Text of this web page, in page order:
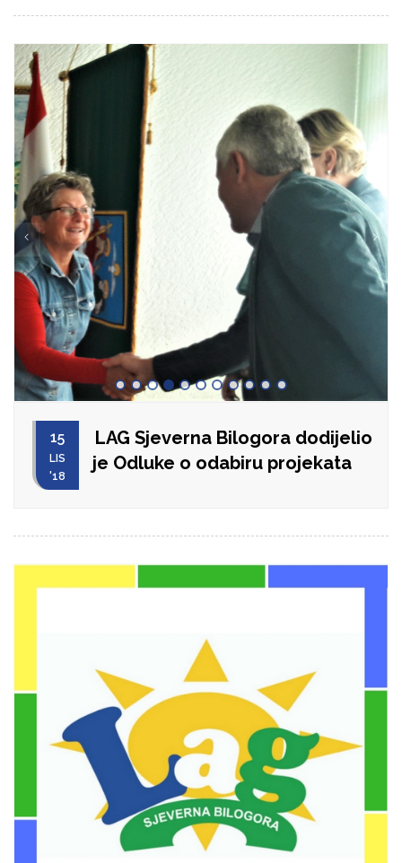
15
LIS
'18
LAG Sjeverna Bilogora dodijelio
je Odluke o odabiru projekata